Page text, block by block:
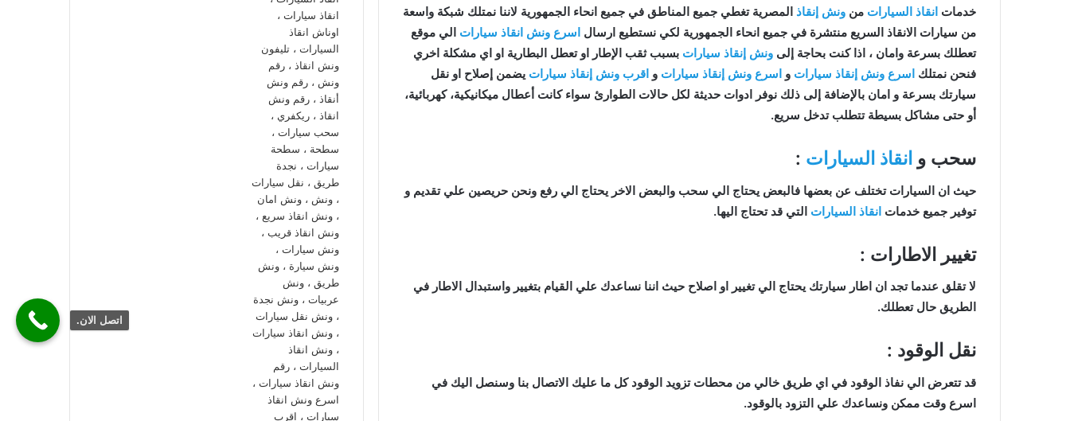
خدمات انقاذ السيارات من ونش إنقاذ المصرية تغطي جميع المناطق في جميع انحاء الجمهورية لاننا نمتلك شبكة واسعة
من سيارات الانقاذ السريع منتشرة في جميع انحاء الجمهورية لكي نستطيع ارسال اسرع ونش انقاذ سيارات الي موقع
تعطلك بسرعة وامان ، اذا كنت بحاجة إلى ونش إنقاذ سيارات بسبب ثقب الإطار او تعطل البطارية او اي مشكلة اخري
فنحن نمتلك اسرع ونش إنقاذ سيارات و اسرع ونش إنقاذ سيارات و اقرب ونش إنقاذ سيارات يضمن إصلاح او نقل
سيارتك بسرعة و امان بالإضافة إلى ذلك نوفر ادوات حديثة لكل حالات الطوارئ سواء كانت أعطال ميكانيكية، كهربائية،
أو حتى مشاكل بسيطة تتطلب تدخل سريع.
سحب و انقاذ السيارات :
حيث ان السيارات تختلف عن بعضها فالبعض يحتاج الي سحب والبعض الاخر يحتاج الي رفع ونحن حريصين علي تقديم و
توفير جميع خدمات انقاذ السيارات التي قد تحتاج اليها.
تغيير الاطارات :
لا تقلق عندما تجد ان اطار سيارتك يحتاج الي تغيير او اصلاح حيث اننا نساعدك علي القيام بتغيير واستبدال الاطار في
الطريق حال تعطلك.
نقل الوقود :
قد تتعرض الي نفاذ الوقود في اي طريق خالي من محطات تزويد الوقود كل ما عليك الاتصال بنا وسنصل اليك في
اسرع وقت ممكن ونساعدك علي التزود بالوقود.
اتصل الان.